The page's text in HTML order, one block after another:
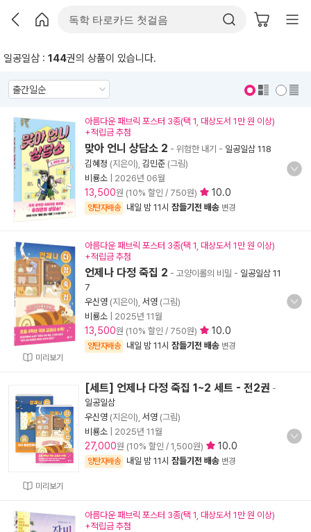
일공일삼 : 144권의 상품이 있습니다.
아름다운 패브릭 포스터 3종(택 1, 대상도서 1만 원 이상)
+적립금 추첨
맞아 언니 상담소 2 - 위험한 내기 - 일공일삼 118
김혜정 (지은이), 김민준 (그림)
비룡소
2026년 06월
13,500원 (10% 할인 / 750원) 10.0
양탄자배송 내일 밤 11시 잠들기전 배송 변경
미리보기
아름다운 패브릭 포스터 3종(택 1, 대상도서 1만 원 이상)
+적립금 추첨
언제나 다정 죽집 2 - 고양이롤의 비밀 - 일공일삼 11
7
우신영 (지은이), 서영 (그림)
비룡소
2025년 11월
13,500원 (10% 할인 / 750원) 10.0
양탄자배송 내일 밤 11시 잠들기전 배송 변경
미리보기
[세트] 언제나 다정 죽집 1~2 세트 - 전2권 -
일공일삼
우신영 (지은이), 서영 (그림)
비룡소
2025년 11월
27,000원 (10% 할인 / 1,500원) 10.0
양탄자배송 내일 밤 11시 잠들기전 배송 변경
아름다운 패브릭 포스터 3종(택 1, 대상도서 1만 원 이상)
+적립금 추첨